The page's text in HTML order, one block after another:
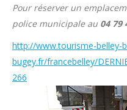
Pour réserver un
police municipale au 04 79
http://www.tourisme-belley-
bugey.fr/francebelley/
266